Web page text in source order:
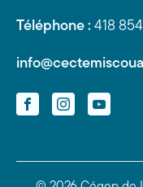
Téléphone : 418
FacebookInstagramYouTube